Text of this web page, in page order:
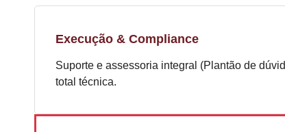
Execução & Compliance
Suporte e assessoria integral (Plantão de
total técnica.